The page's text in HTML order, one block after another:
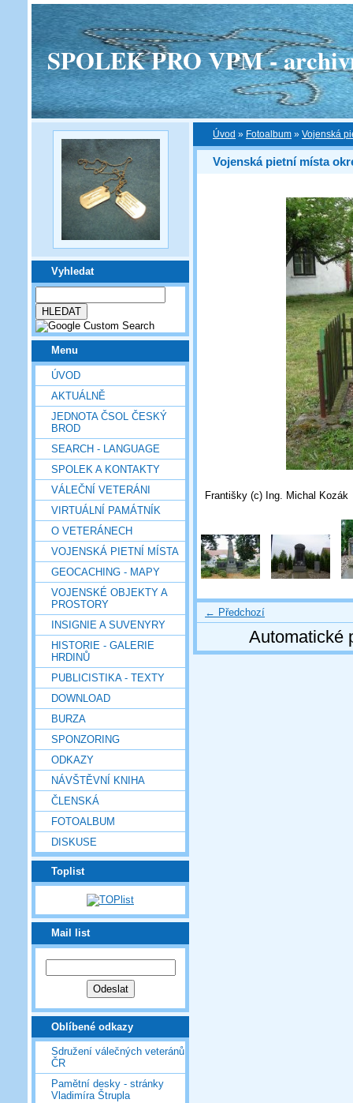
SPOLEK PRO VPM -
Vyhledat
Menu
ÚVOD
AKTUÁLNĚ
JEDNOTA ČSOL ČESKÝ
BROD
SEARCH - LANGUAGE
SPOLEK A KONTAKTY
VÁLEČNÍ VETERÁNI
VIRTUÁLNÍ PAMÁTNÍK
O VETERÁNECH
VOJENSKÁ PIETNÍ MÍSTA
GEOCACHING - MAPY
VOJENSKÉ OBJEKTY A
PROSTORY
INSIGNIE A SUVENYRY
HISTORIE - GALERIE
HRDINŮ
PUBLICISTIKA - TEXTY
DOWNLOAD
BURZA
SPONZORING
ODKAZY
NÁVŠTĚVNÍ KNIHA
ČLENSKÁ
FOTOALBUM
DISKUSE
Toplist
Mail list
Oblíbené odkazy
Sdružení válečných veteránů
ČR
Pamětní desky - stránky
Vladimíra Štrupla
Úvod » Fotoalbum » Vojenská
Vojenská pietní místa
Františky (c) Ing. Michal Kozák
← Předchozí
Automatické